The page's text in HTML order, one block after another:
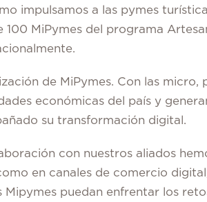
impulsamos a las pymes
100 MiPymes del programa
de MiPymes. Con las micro,
económicas del país y
su transformación digital.
con nuestros aliados
en canales de comercio
Mipymes puedan enfrentar los